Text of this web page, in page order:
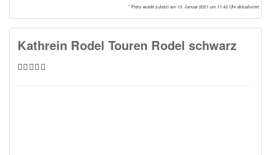
* Preis wurde zuletzt am 13. Januar 2021 um 11:42 Uhr aktualisiert
Kathrein Rodel Touren Rodel schwarz